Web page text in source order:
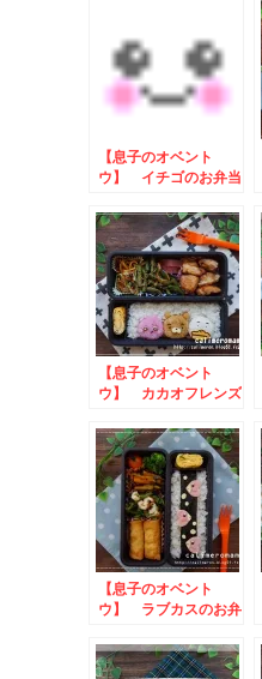
【息子のオベント
ウ】 イチゴのお弁当
【息子のオベント
ウ】 カカオフレンズ
【息子のオベント
ウ】 ラブカスのお弁